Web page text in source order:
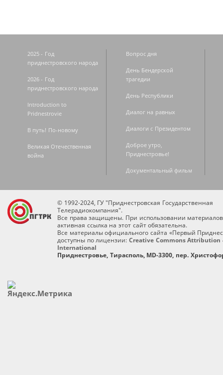
2025 - Год
приднестровского народа
2026 - Год
приднестровского народа
Introduction to
Pridnestrovie
В путь! По-новому
Великая Отечественная
война
Вопрос дня
День Бендерской
трагедии
День Республики
Диалог на равных
Диалоги с Президентом
Доброе утро,
Приднестровье!
Документальный фильм
© 1992-2024, ГУ "Приднестровская Государственная
Телерадиокомпания".
Все права защищены. При использовании
активная ссылка на этот сайт обязательна.
Все материалы официального сайта «Первый
доступны по лицензии: Creative Commons Attribution
International
Приднестровье, Тирасполь, MD-3300, пер.